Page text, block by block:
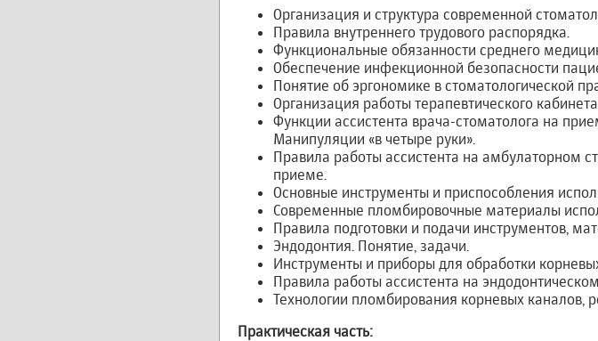
Организация и структура современной
Правила внутреннего трудового распорядка.
Функциональные обязанности среднего
Обеспечение инфекционной безопасности
Понятие об эргономике в стоматологической
Организация работы терапевтического
Функции ассистента врача-стоматолога на
Манипуляции «в четыре руки».
Правила работы ассистента на амбулаторном
приеме.
Основные инструменты и приспособления
Современные пломбировочные материалы
Правила подготовки и подачи инструментов,
Эндодонтия. Понятие, задачи.
Инструменты и приборы для обработки
Правила работы ассистента на
Технологии пломбирования корневых каналов,
Практическая часть: